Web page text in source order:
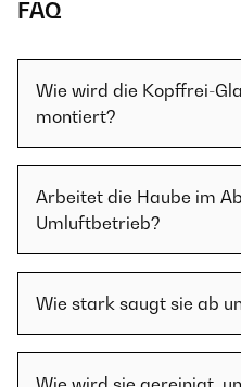
FAQ
Wie wird die Kopffrei-
montiert?
Arbeitet die Haube im
Umluftbetrieb?
Wie stark saugt sie ab